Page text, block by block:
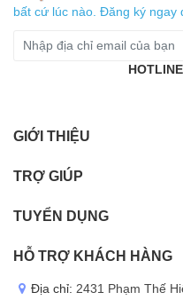
bất cứ lúc nào. Đăng ký ngay
GIỚI THIỆU
TRỢ GIÚP
TUYỂN DỤNG
HỖ TRỢ KHÁCH HÀNG
Địa chỉ: 2431 Phạm Thế